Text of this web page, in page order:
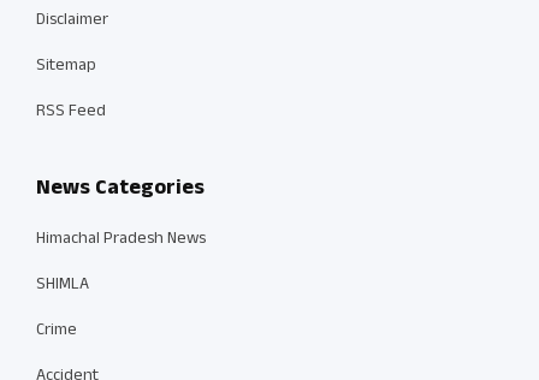
Disclaimer
Sitemap
RSS Feed
News Categories
Himachal Pradesh News
SHIMLA
Crime